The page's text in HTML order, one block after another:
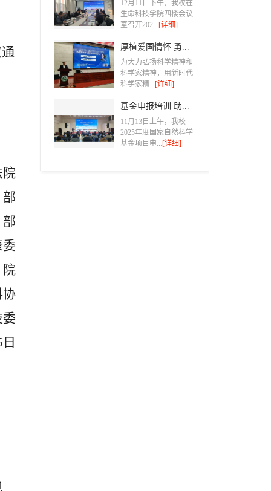
12月11日下午，我校在
生命科技学院四楼会议
室召开202...[详细]
厚植爱国情怀 勇...
为大力弘扬科学精神和
科学家精神，用新时代
科学家精...[详细]
基金申报培训 助...
11月13日上午，我校
2025年度国家自然科学
基金项目申...[详细]